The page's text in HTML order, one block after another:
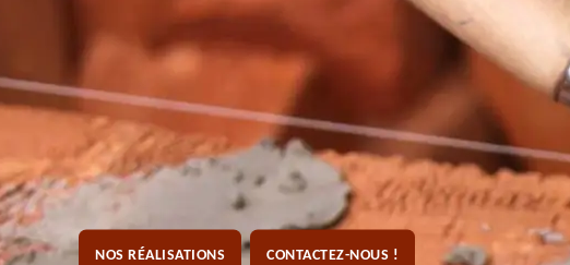
NOS RÉALISATIONS CONTACTEZ-NOUS !